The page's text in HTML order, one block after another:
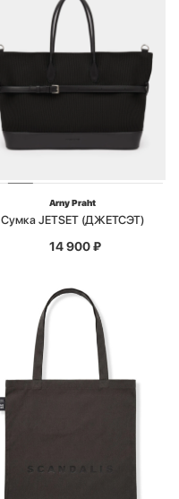
Arny Praht
Сумка JETSET (ДЖЕТСЭТ)
14 900₽